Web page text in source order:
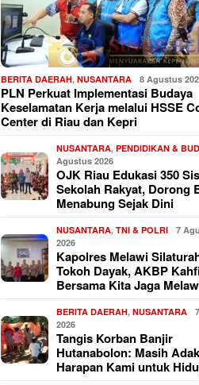
BERITA DAERAH,NUSANTARA 8 Agustus
PLN Perkuat Implementasi Budaya
Keselamatan Kerja melalui HSSE
Center di Riau dan Kepri
NUSANTARA,PENDIDIKAN &
Agustus 2026
OJK Riau Edukasi 350
Sekolah Rakyat, Dorong
Menabung Sejak Dini
NUSANTARA,TNI & POLRI
7
2026
Kapolres Melawi
Tokoh Dayak, AKBP
Bersama Kita Jaga
BERITA DAERAH,NUSANTARA
2026
Tangis Korban Banjir
Hutanabolon: Masih
Harapan Kami untuk